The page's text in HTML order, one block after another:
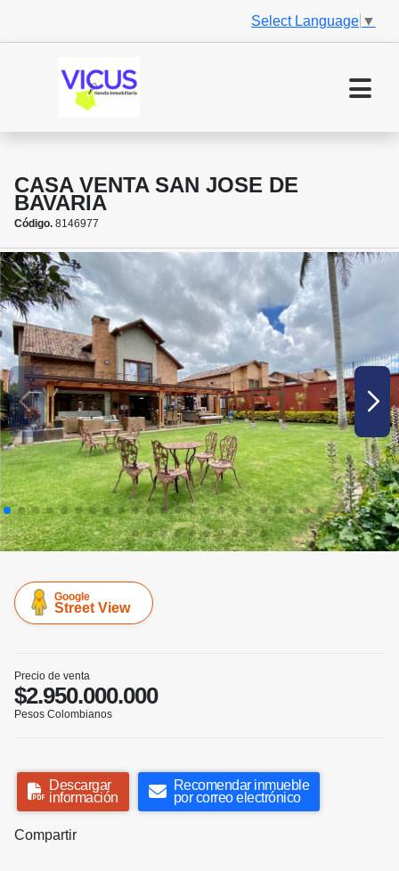
Select Language ▼
CASA VENTA SAN JOSE DE
BAVARIA
Código. 8146977
Google
Street View
Precio de venta
$2.950.000.000
Pesos Colombianos
Descargar
información
Recomendar inmueble
por correo electrónico
Compartir